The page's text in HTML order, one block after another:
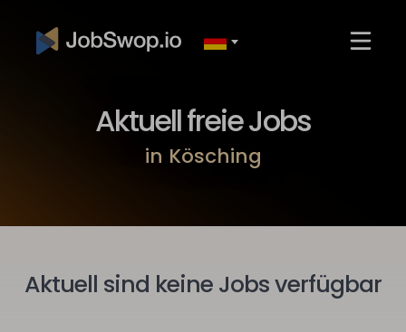
Aktuell freie Jobs
in Kösching
Aktuell sind keine Jobs verfügbar